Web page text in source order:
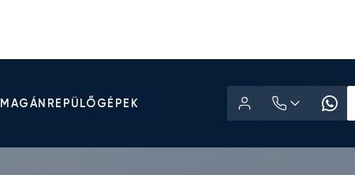
MAGÁNREPÜLŐGÉPEK